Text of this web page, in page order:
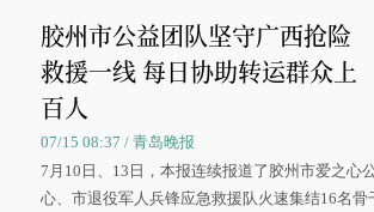
胶州市公益团队坚守广西抢险
救援一线 每日协助转运群众上
百人
07/15 08:37 / 青岛晚报
7月10日、13日，本报连续报道了胶州市爱之心
心、市退役军人兵锋应急救援队火速集结16名骨